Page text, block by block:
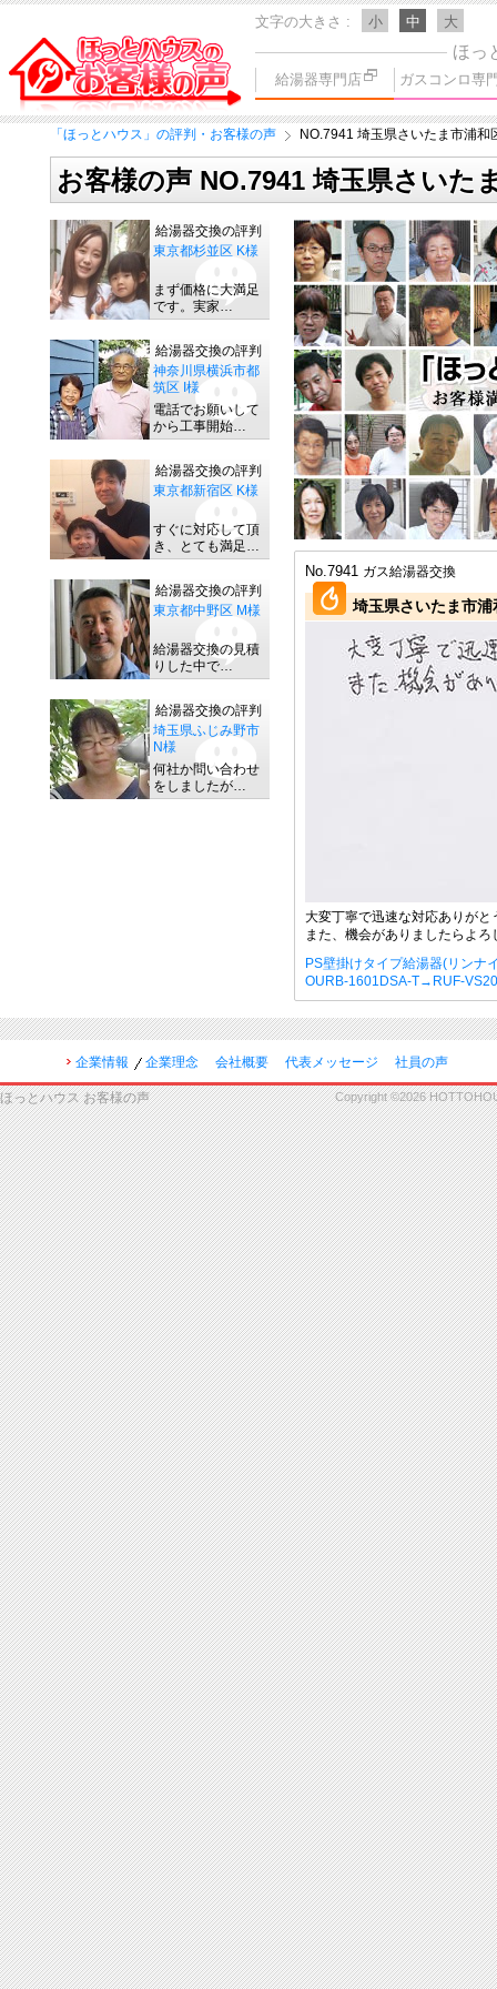
文字の大きさ 小 中 大
ほっ
給湯器専門店 ガスコンロ専
「ほっとハウス」の評判・お客様の声 NO.7941 埼玉県さいたま市浦和
お客様の声 NO.7941 埼玉県さいた
No.7941 ガス給湯器交換
埼玉県さいたま市
大変丁寧で迅速な対応ありがと
また、機会がありましたらよ
PS壁掛けタイプ給湯器(リンナ
OURB-1601DSA-T→RUF-
給湯器交換の評判
東京都杉並区 K様
まず価格に大満足
です。実家…
給湯器交換の評判
神奈川県横浜市都
筑区 I様
電話でお願いして
から工事開始…
給湯器交換の評判
東京都新宿区 K様
すぐに対応して頂
き、とても満足…
給湯器交換の評判
東京都中野区 M様
給湯器交換の見積
りした中で…
給湯器交換の評判
埼玉県ふじみ野市
N様
何社か問い合わせ
をしましたが…
企業情報 企業理念 会社概要 代表メッセージ 社員の声
ほっとハウス お客様の声 Copyright ©2026